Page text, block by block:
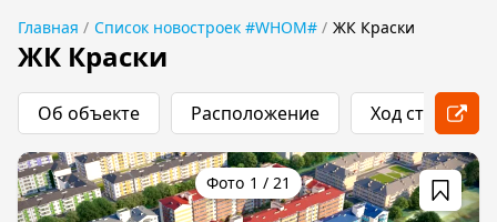
Главная Список новостроек #WHOM# ЖК Краски
ЖК Краски
Об объекте Расположение Ход
1 / 21